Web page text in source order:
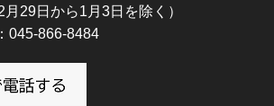
月29日から1月3日を除く）
045-866-8484